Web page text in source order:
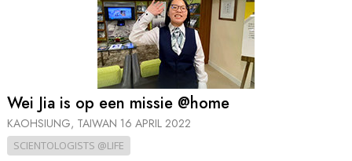
Wei Jia is op een missie @home
KAOHSIUNG, TAIWAN 16 APRIL 2022
SCIENTOLOGISTS @LIFE